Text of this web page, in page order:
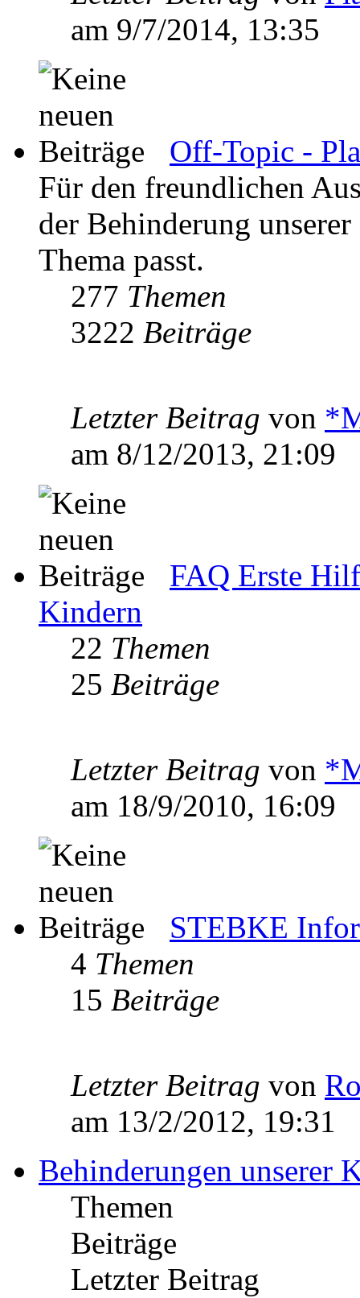
am 9/7/2014, 13:35
Off-Topic -
Für den freundlichen
der Behinderung
Thema passt.
277 Themen
3222 Beiträge
Letzter Beitrag von
am 8/12/2013, 21:09
FAQ Erste
Kindern
22 Themen
25 Beiträge
Letzter Beitrag von
am 18/9/2010, 16:09
STEBKE
4 Themen
15 Beiträge
Letzter Beitrag von
am 13/2/2012, 19:31
Behinderungen unserer
Themen
Beiträge
Letzter Beitrag